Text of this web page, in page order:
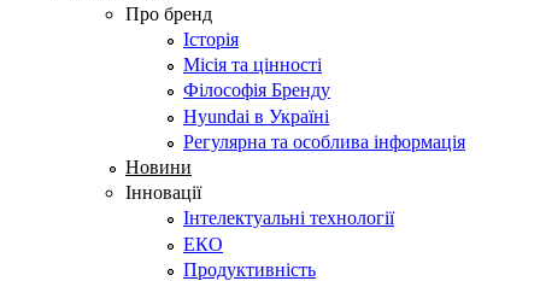
Про бренд
Історія
Місія та цінності
Філософія Бренду
Hyundai в Україні
Регулярна та особлива інформація
Новини
Інновації
Інтелектуальні технології
ЕКО
Продуктивність